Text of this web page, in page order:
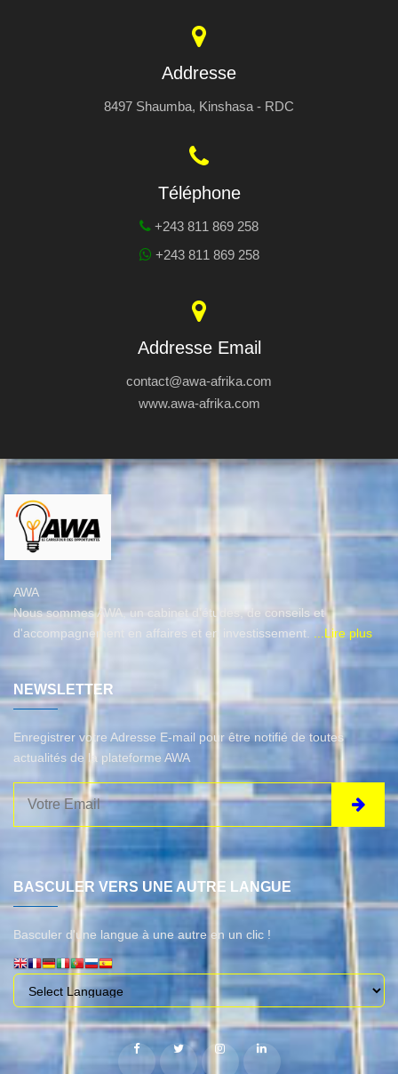
Addresse
8497 Shaumba, Kinshasa - RDC
Téléphone
+243 811 869 258
+243 811 869 258
Addresse Email
contact@awa-afrika.com
www.awa-afrika.com
AWA
Nous sommes AWA, un cabinet d’études, de conseils et
d'accompagnement en affaires et en investissement.
...Lire plus
NEWSLETTER
Enregistrer votre Adresse E-mail pour être notifié de toutes
actualités de la plateforme AWA
BASCULER VERS UNE AUTRE LANGUE
Basculer d'une langue à une autre en un clic !